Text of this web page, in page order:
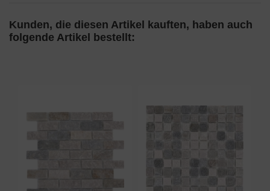
Kunden, die diesen Artikel kauften, haben auch
folgende Artikel bestellt: